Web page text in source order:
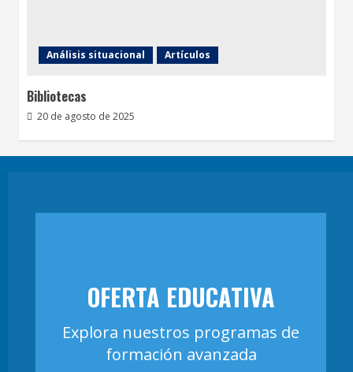
Análisis situacional Artículos
Bibliotecas
20 de agosto de 2025
OFERTA EDUCATIVA
Explora nuestros programas de
formación avanzada